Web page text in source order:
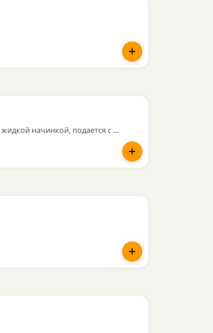
Тёплый шоколадный кекс с жидкой начинкой, подается с ванильным мороженым.